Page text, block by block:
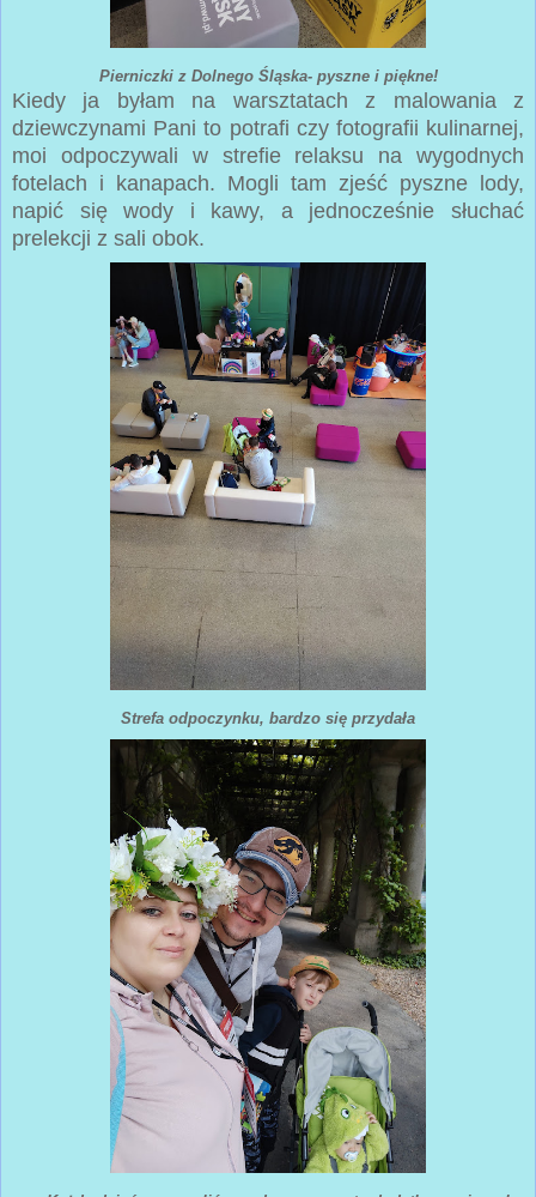
Pierniczki z Dolnego Śląska- pyszne i piękne!
Kiedy ja byłam na warsztatach z malowania z
dziewczynami Pani to potrafi czy fotografii kulinarnej,
moi odpoczywali w strefie relaksu na wygodnych
fotelach i kanapach. Mogli tam zjeść pyszne lody,
napić się wody i kawy, a jednocześnie słuchać
prelekcji z sali obok.
Strefa odpoczynku, bardzo się przydała